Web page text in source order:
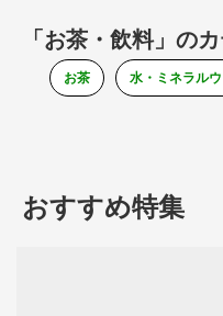
「お茶・飲料」の
お茶 水・ミネラル
おすすめ特集